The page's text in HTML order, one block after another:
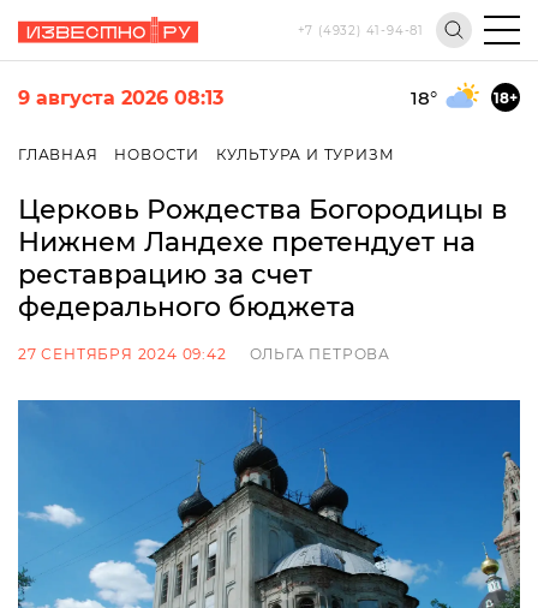
+7 (4932) 41-94-81
9 августа 2026 08:13 18° 18+
ГЛАВНАЯ НОВОСТИ КУЛЬТУРА И ТУРИЗМ
Церковь Рождества Богородицы в
Нижнем Ландехе претендует на
реставрацию за счет
федерального бюджета
27 СЕНТЯБРЯ 2024 09:42 ОЛЬГА ПЕТРОВА